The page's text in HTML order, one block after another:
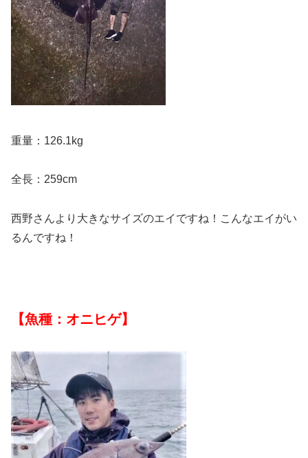
重量：126.1kg
全長：259cm
西野さんより大きなサイズのエイですね！こんなエイがい
るんですね！
【魚種：オニヒゲ】